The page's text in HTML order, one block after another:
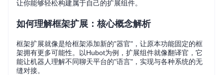
让你能够轻松构建属于自己的扩展组件。
如何理解框架扩展：核心概念解析
框架扩展就像是给框架添加新的"器官"，让原本功能固定的框
架拥有更多可能性。以Hubot为例，扩展组件就像翻译官，它
能让机器人理解不同聊天平台的"语言"，实现与各种系统的无
缝对接。